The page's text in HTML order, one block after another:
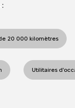
20 000 kilomètres
Utilitaires